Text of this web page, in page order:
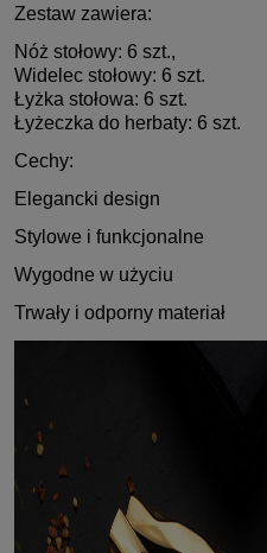
Zestaw zawiera:
Nóż stołowy: 6 szt.,
Widelec stołowy: 6 szt.
Łyżka stołowa: 6 szt.
Łyżeczka do herbaty: 6 szt.
Cechy:
Elegancki design
Stylowe i funkcjonalne
Wygodne w użyciu
Trwały i odporny materiał